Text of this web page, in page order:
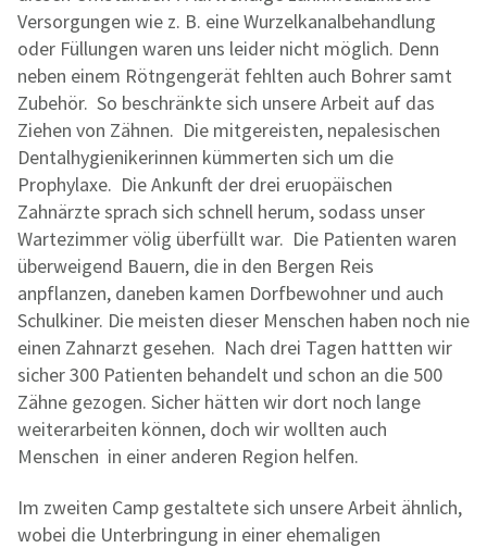
Versorgungen wie z. B. eine Wurzelkanalbehandlung
oder Füllungen waren uns leider nicht möglich. Denn
neben einem Rötngengerät fehlten auch Bohrer samt
Zubehör. So beschränkte sich unsere Arbeit auf das
Ziehen von Zähnen. Die mitgereisten, nepalesischen
Dentalhygienikerinnen kümmerten sich um die
Prophylaxe. Die Ankunft der drei eruopäischen
Zahnärzte sprach sich schnell herum, sodass unser
Wartezimmer völig überfüllt war. Die Patienten waren
überweigend Bauern, die in den Bergen Reis
anpflanzen, daneben kamen Dorfbewohner und auch
Schulkiner. Die meisten dieser Menschen haben noch nie
einen Zahnarzt gesehen. Nach drei Tagen hattten wir
sicher 300 Patienten behandelt und schon an die 500
Zähne gezogen. Sicher hätten wir dort noch lange
weiterarbeiten können, doch wir wollten auch
Menschen in einer anderen Region helfen.
Im zweiten Camp gestaltete sich unsere Arbeit ähnlich,
wobei die Unterbringung in einer ehemaligen